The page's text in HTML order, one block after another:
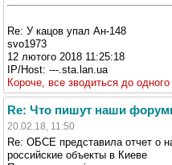
Re: У кацов упал Ан-148
svo1973
12 лютого 2018 11:25:18
IP/Host: ---.sta.lan.ua
Короче, все зводиться до
Re: Что пишут наши
20.02.18, 11:50
Re: ОБСЕ представила отчет о
российские объекты в Киеве